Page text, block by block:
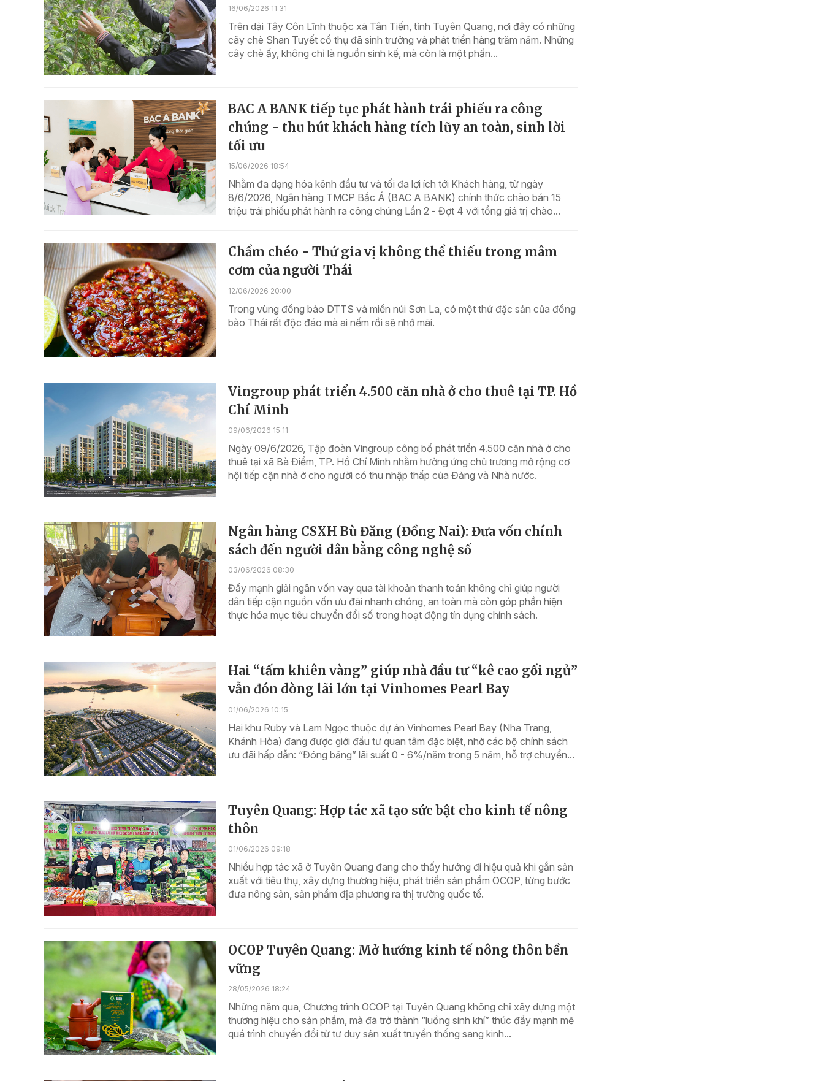
16/06/2026 11:31
Trên dải Tây Côn Lĩnh thuộc xã Tân Tiến, tỉnh Tuyên Quang, nơi đây có những
cây chè Shan Tuyết cổ thụ đã sinh trưởng và phát triển hàng trăm năm. Những
cây chè ấy, không chỉ là nguồn sinh kế, mà còn là một phần...
BAC A BANK tiếp tục phát hành trái phiếu ra công
chúng - thu hút khách hàng tích lũy an toàn, sinh lời
tối ưu
15/06/2026 18:54
Nhằm đa dạng hóa kênh đầu tư và tối đa lợi ích tới Khách hàng, từ ngày
8/6/2026, Ngân hàng TMCP Bắc Á (BAC A BANK) chính thức chào bán 15
triệu trái phiếu phát hành ra công chúng Lần 2 - Đợt 4 với tổng giá trị chào...
Chẩm chéo - Thứ gia vị không thể thiếu trong mâm
cơm của người Thái
12/06/2026 20:00
Trong vùng đồng bào DTTS và miền núi Sơn La, có một thứ đặc sản của đồng
bào Thái rất độc đáo mà ai nếm rồi sẽ nhớ mãi.
Vingroup phát triển 4.500 căn nhà ở cho thuê tại TP. Hồ
Chí Minh
09/06/2026 15:11
Ngày 09/6/2026, Tập đoàn Vingroup công bố phát triển 4.500 căn nhà ở cho
thuê tại xã Bà Điểm, TP. Hồ Chí Minh nhằm hưởng ứng chủ trương mở rộng cơ
hội tiếp cận nhà ở cho người có thu nhập thấp của Đảng và Nhà nước.
Ngân hàng CSXH Bù Đăng (Đồng Nai): Đưa vốn chính
sách đến người dân bằng công nghệ số
03/06/2026 08:30
Đẩy mạnh giải ngân vốn vay qua tài khoản thanh toán không chỉ giúp người
dân tiếp cận nguồn vốn ưu đãi nhanh chóng, an toàn mà còn góp phần hiện
thực hóa mục tiêu chuyển đổi số trong hoạt động tín dụng chính sách.
Hai “tấm khiên vàng” giúp nhà đầu tư “kê cao gối ngủ”
vẫn đón dòng lãi lớn tại Vinhomes Pearl Bay
01/06/2026 10:15
Hai khu Ruby và Lam Ngọc thuộc dự án Vinhomes Pearl Bay (Nha Trang,
Khánh Hòa) đang được giới đầu tư quan tâm đặc biệt, nhờ các bộ chính sách
ưu đãi hấp dẫn: “Đóng băng” lãi suất 0 - 6%/năm trong 5 năm, hỗ trợ chuyển...
Tuyên Quang: Hợp tác xã tạo sức bật cho kinh tế nông
thôn
01/06/2026 09:18
Nhiều hợp tác xã ở Tuyên Quang đang cho thấy hướng đi hiệu quả khi gắn sản
xuất với tiêu thụ, xây dựng thương hiệu, phát triển sản phẩm OCOP, từng bước
đưa nông sản, sản phẩm địa phương ra thị trường quốc tế.
OCOP Tuyên Quang: Mở hướng kinh tế nông thôn bền
vững
28/05/2026 18:24
Những năm qua, Chương trình OCOP tại Tuyên Quang không chỉ xây dựng một
thương hiệu cho sản phẩm, mà đã trở thành “luồng sinh khí” thúc đẩy mạnh mẽ
quá trình chuyển đổi từ tư duy sản xuất truyền thống sang kinh...